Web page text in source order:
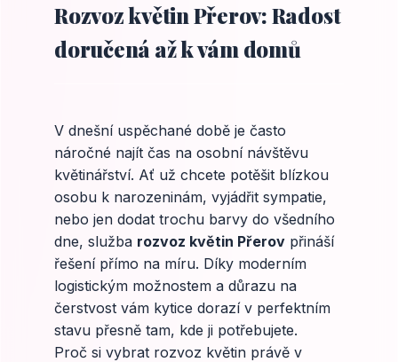
Rozvoz květin Přerov: Radost
doručená až k vám domů
V dnešní uspěchané době je často
náročné najít čas na osobní návštěvu
květinářství. Ať už chcete potěšit blízkou
osobu k narozeninám, vyjádřit sympatie,
nebo jen dodat trochu barvy do všedního
dne, služba rozvoz květin Přerov přináší
řešení přímo na míru. Díky moderním
logistickým možnostem a důrazu na
čerstvost vám kytice dorazí v perfektním
stavu přesně tam, kde ji potřebujete.
Proč si vybrat rozvoz květin právě v